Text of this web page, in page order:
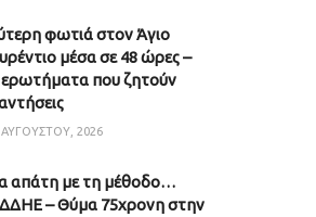
φωτιά στον Άγιο
μέσα σε 48 ώρες –
που ζητούν
2026
απάτη με τη μέθοδο…
– Θύμα 75χρονη στην